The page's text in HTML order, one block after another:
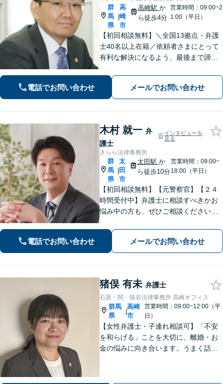
群
馬
県
|
高
崎
市
高崎駅 か
ら徒歩4分
営業時間：09:00~2
1:00（平日）
【初回相談無料】＼全国13拠点・弁護
士40名以上在籍／依頼者さまにとって
有利な解決になるよう、最後まで諦め
題/相続/交通事故/刑事事件など、ご相
談ください【夜間・休日対応】
電話でお問い合わせ メールでお問い合わせ
木村 就一 弁
護士
インタビューを
見る
きらら法律事務所
群
馬
県
|
太
田
市
太田駅 か
ら徒歩10分
営業時間：09:00~
18:00（平日）
【初回相談無料】【元警察官】【２４
時間受付中】弁護士に相談すべきかお
悩み中の方も、ぜひご相談ください
法務など】ご相談者さまに寄り添い、
きめ細やかな対応で、スピーディーに
最良の解決を目指します【土日・夜間
相談可能】。
電話でお問い合わせ メールでお問い合わせ
猪俣 有未 弁護士
石原・関・猿谷法律事務所 高崎オフィス
群馬
県
|
高崎
市
営業時間：09:00~12:00（平
日）
【女性弁護士・子連れ相談可】「不安
を和らげる」ことを大切に、離婚・お
金の悩みに向き合います。うまく話せ